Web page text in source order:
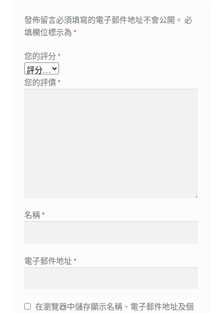
發佈留言必須填寫的電子郵件地址不會公開。 必
填欄位標示為 *
您的評分 *
您的評價 *
名稱 *
電子郵件地址 *
在瀏覽器中儲存顯示名稱、電子郵件地址及個